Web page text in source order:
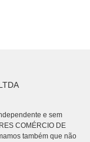
e sem
COMÉRCIO DE
também que não